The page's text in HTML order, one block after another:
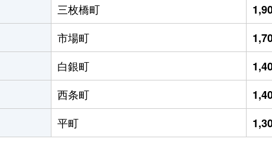
三枚橋町
市場町
白銀町
西条町
平町